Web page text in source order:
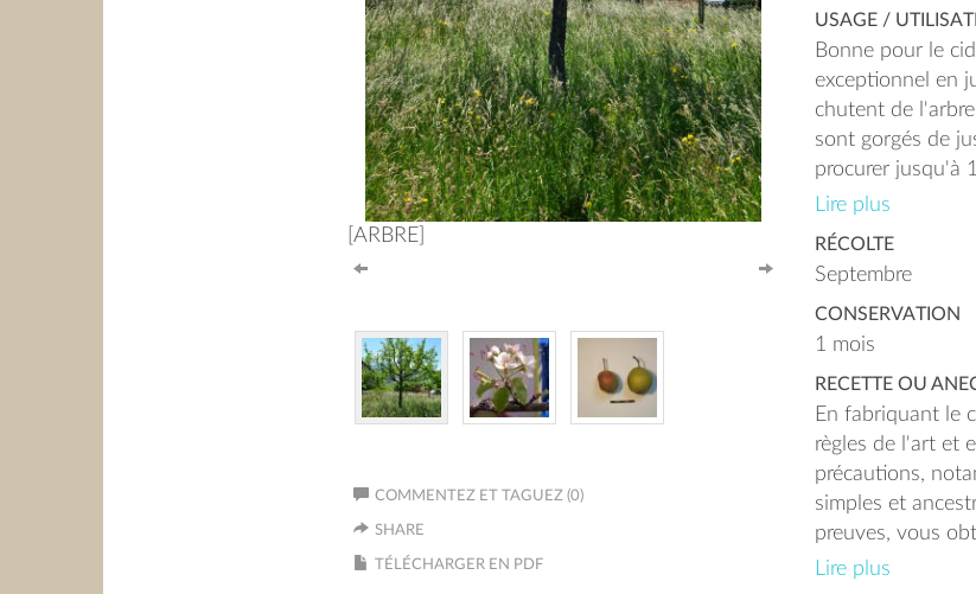
[ARBRE]
COMMENTEZ ET TAGUEZ (0)
SHARE
TÉLÉCHARGER EN PDF
USAGE /
Bonne pour le
exceptionnel en
chutent de
sont gorgés de
procurer jusqu'à
montagnes de
Lire plus
RÉCOLTE
Septembre
CONSERVATION
1 mois
RECETTE OU
En fabriquant le
règles de l'art et
précautions,
simples et
preuves, vous
pourra se
Lire plus